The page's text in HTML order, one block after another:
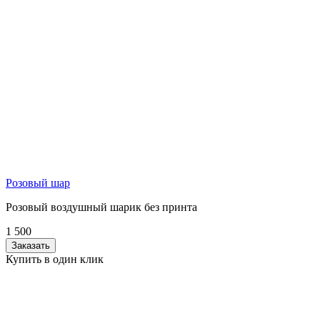
Розовый шар
Розовый воздушный шарик без принта
1 500
Заказать
Купить в один клик